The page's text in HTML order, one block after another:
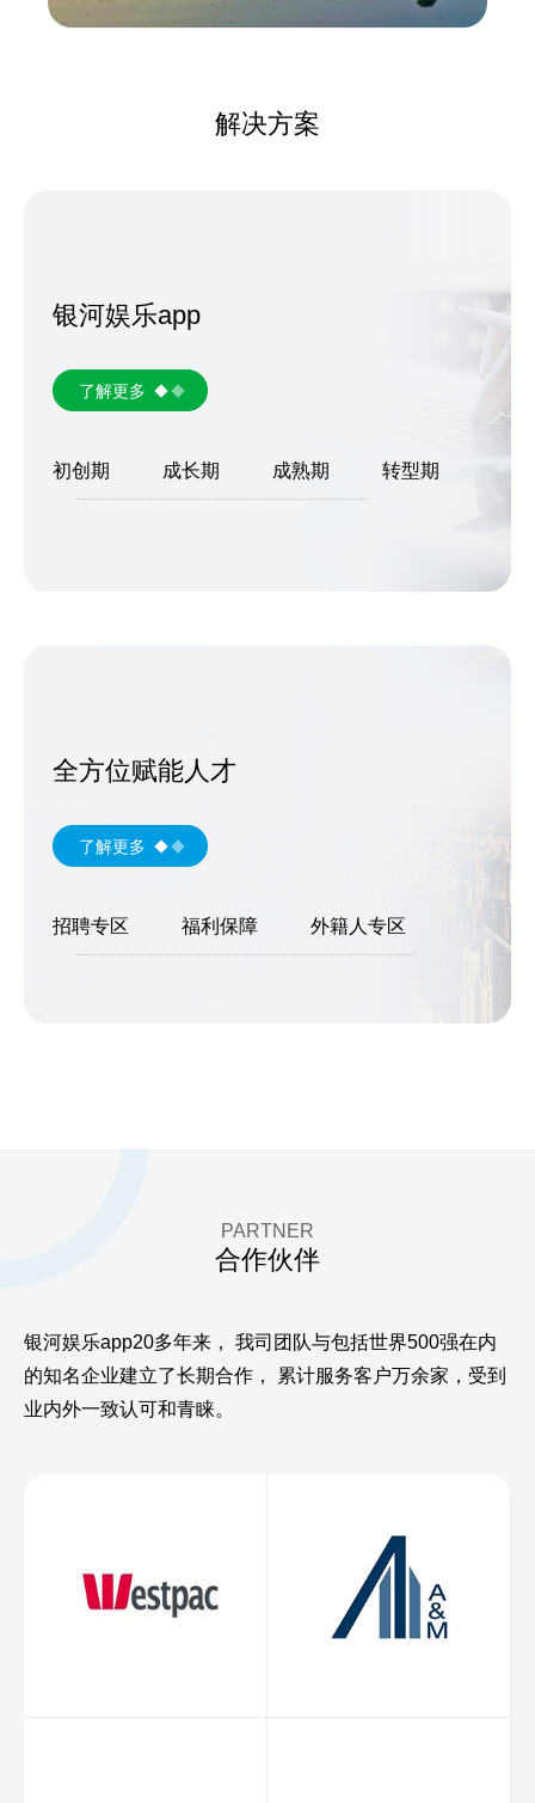
解决方案
银河娱乐app
了解更多
初创期 成长期 成熟期 转型期
全方位赋能人才
了解更多
招聘专区 福利保障 外籍人专区
PARTNER
合作伙伴
银河娱乐app20多年来，
我司团队与包括世界500强在内
的知名企业建立了长期合作，
累计服务客户万余家，受到
业内外一致认可和青睐。